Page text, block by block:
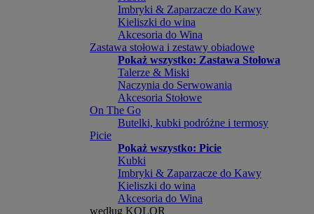
Imbryki & Zaparzacze do Kawy
Kieliszki do wina
Akcesoria do Wina
Zastawa stołowa i zestawy obiadowe
Pokaż wszystko: Zastawa Stołowa
Talerze & Miski
Naczynia do Serwowania
Akcesoria Stołowe
On The Go
Butelki, kubki podróżne i termosy
Picie
Pokaż wszystko: Picie
Kubki
Imbryki & Zaparzacze do Kawy
Kieliszki do wina
Akcesoria do Wina
według KOLOR